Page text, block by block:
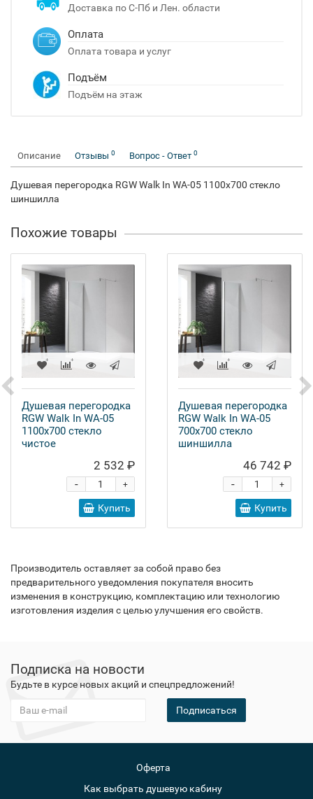
Доставка по С-Пб и Лен. области
Оплата
Оплата товара и услуг
Подъём
Подъём на этаж
Описание Отзывы 0 Вопрос - Ответ 0
Душевая перегородка RGW Walk In WA-05 1100x700 стекло
шиншилла
Похожие товары
Душевая перегородка
RGW Walk In WA-05
1100x700 стекло
чистое
2 532 ₽
+
-
Купить
Душевая перегородка
RGW Walk In WA-05
700x700 стекло
шиншилла
46 742 ₽
+
-
Купить
Производитель оставляет за собой право без
предварительного уведомления покупателя вносить
изменения в конструкцию, комплектацию или технологию
изготовления изделия с целью улучшения его свойств.
Подписка на новости
Будьте в курсе новых акций и спецпредложений!
Подписаться
Оферта
Как выбрать душевую кабину